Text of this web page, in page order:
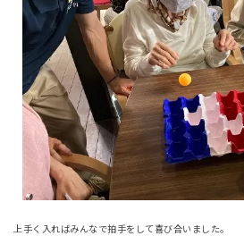
上手く入ればみんなで拍手をして喜び合いました。